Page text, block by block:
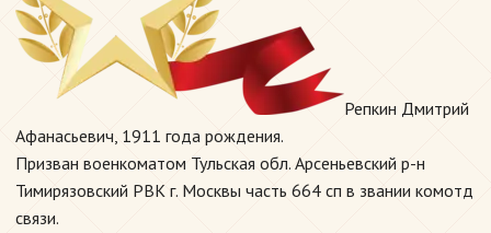
Репкин Дмитрий
Афанасьевич, 1911 года рождения.
Призван военкоматом Тульская обл. Арсеньевский р-н
Тимирязовский РВК г. Москвы часть 664 сп в звании комотд
связи.